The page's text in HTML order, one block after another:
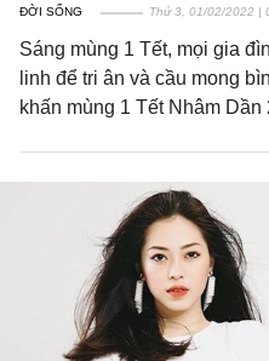
ĐỜI SỐNG Thứ 3, 01/02/2022 |
Sáng mùng 1 Tết, mọi gia
linh để tri ân và cầu mong
khấn mùng 1 Tết Nhâm Dần